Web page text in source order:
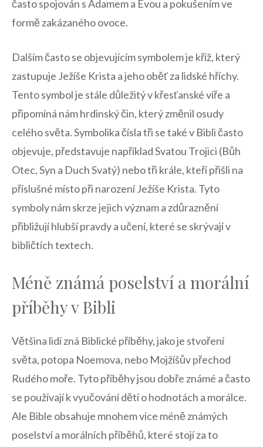
často⁤ spojován s⁣ Adamem a Evou⁤ a pokušením ve
formě ⁤zakázaného ovoce.
Dalším často se objevujícím symbolem je kříž, který
zastupuje Ježíše Krista a jeho oběť za lidské hříchy.
Tento symbol je stále důležitý v křesťanské víře a
připomíná nám hrdinský⁢ čin, ⁤který změnil osudy
‍celého světa. Symbolika čísla tři se také v Bibli často
objevuje, představuje například Svatou Trojici (Bůh
Otec, Syn ⁣a‌ Duch​ Svatý) nebo tři krále, kteří‌ přišli na
příslušné⁣ místo při​ narození Ježíše Krista. ⁤Tyto
symboly nám skrze jejich význam a⁢ zdůraznění
‍přibližují hlubší ‍pravdy a učení, které​ se skrývají⁤ v
bibličtích textech.
Méně známá poselství⁢ a morální
příběhy v⁣ Bibli
Většina‍ lidí‌ zná Biblické příběhy,‌ jako je stvoření
světa, potopa ​Noemova,⁣ nebo Mojžíšův přechod
Rudého moře. ⁤Tyto příběhy jsou dobře známé⁤ a často
se používají k ⁢vyučování dětí o ⁢hodnotách a ‌morálce.
Ale ​Bible obsahuje mnohem více méně známých
⁢poselství a⁤ morálních příběhů, které stojí za⁣ to